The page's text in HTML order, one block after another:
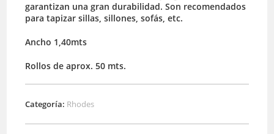
garantizan una gran durabilidad. Son recomendados
para tapizar sillas, sillones, sofás, etc.
Ancho 1,40mts
Rollos de aprox. 50 mts.
Categoría: Rhodes